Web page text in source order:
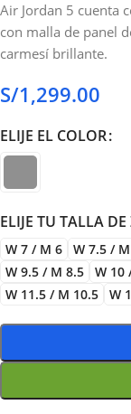
Air Jordan 5 cuenta
con malla de panel
carmesí brillante.
S/1,299.00
ELIJE EL COLOR
ELIJE TU TALLA
W 7 / M 6 W 7.5 /
W 9.5 / M 8.5
W 10
W 11.5 / M 10.5
W